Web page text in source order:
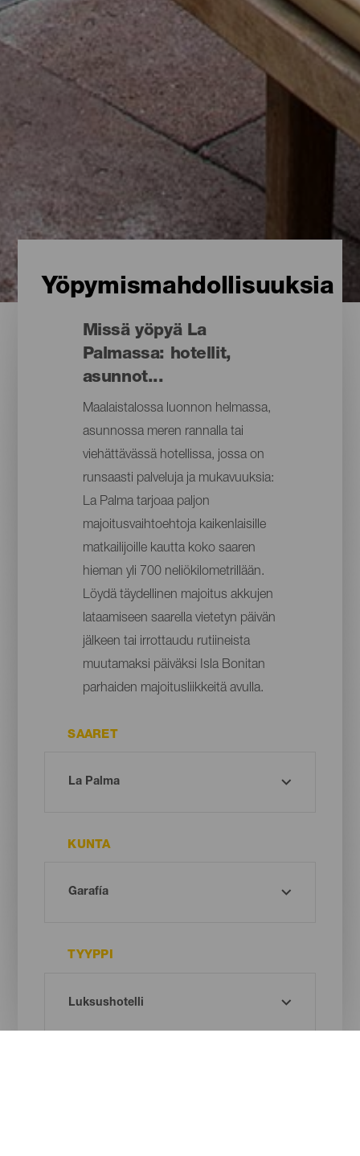
Yöpymismahdollisuuksia
Missä yöpyä La
Palmassa: hotellit,
asunnot...
Maalaistalossa luonnon helmassa,
asunnossa meren rannalla tai
viehättävässä hotellissa, jossa on
runsaasti palveluja ja mukavuuksia:
La Palma tarjoaa paljon
majoitusvaihtoehtoja kaikenlaisille
matkailijoille kautta koko saaren
hieman yli 700 neliökilometrillään.
Löydä täydellinen majoitus akkujen
lataamiseen saarella vietetyn päivän
jälkeen tai irrottaudu rutiineista
muutamaksi päiväksi Isla Bonitan
parhaiden majoitusliikkeitä avulla.
SAARET
KUNTA
TYYPPI